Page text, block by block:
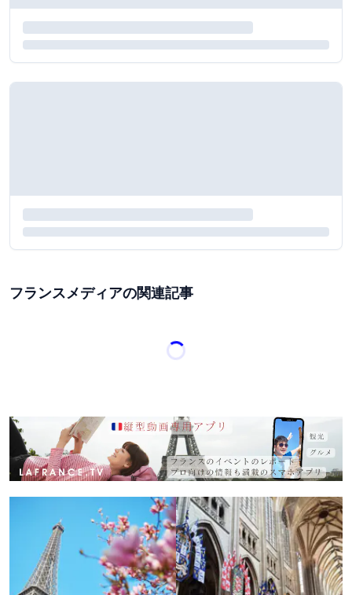
フランスメディアの関連記事